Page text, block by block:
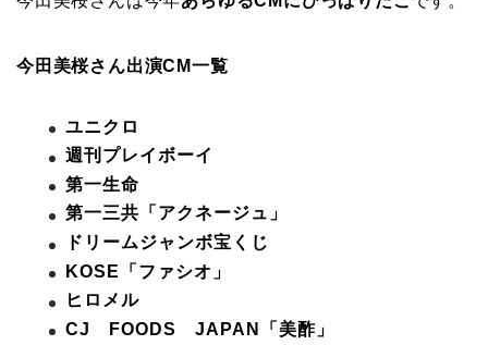
今田美桜さん出演CM一覧
ユニクロ
週刊プレイボーイ
第一生命
第一三共「アクネージュ」
ドリームジャンボ宝くじ
KOSE「ファシオ」
ヒロメル
CJ FOODS JAPAN「美酢」